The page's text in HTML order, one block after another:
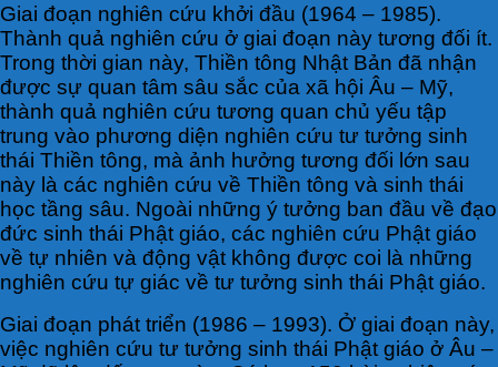
Giai đoạn nghiên cứu khởi đầu (1964 – 1985).
Thành quả nghiên cứu ở giai đoạn này tương đối ít.
Trong thời gian này, Thiền tông Nhật Bản đã nhận
được sự quan tâm sâu sắc của xã hội Âu – Mỹ,
thành quả nghiên cứu tương quan chủ yếu tập
trung vào phương diện nghiên cứu tư tưởng sinh
thái Thiền tông, mà ảnh hưởng tương đối lớn sau
này là các nghiên cứu về Thiền tông và sinh thái
học tầng sâu. Ngoài những ý tưởng ban đầu về đạo
đức sinh thái Phật giáo, các nghiên cứu Phật giáo
về tự nhiên và động vật không được coi là những
nghiên cứu tự giác về tư tưởng sinh thái Phật giáo.
Giai đoạn phát triển (1986 – 1993). Ở giai đoạn này,
việc nghiên cứu tư tưởng sinh thái Phật giáo ở Âu –